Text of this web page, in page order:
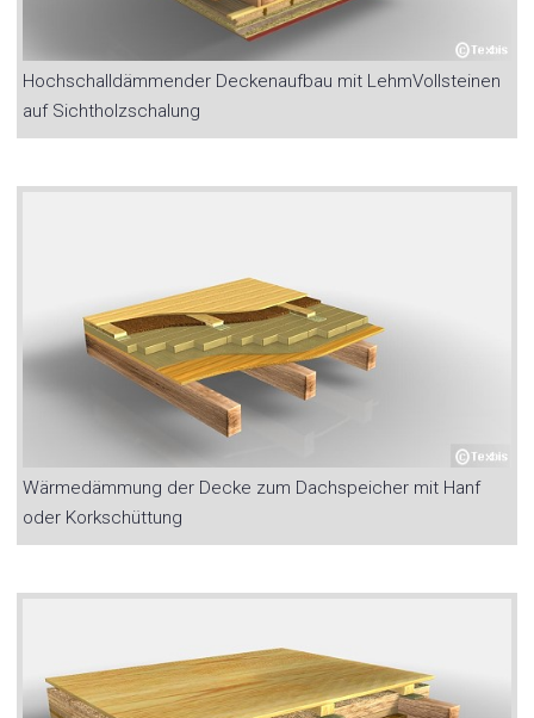
Hochschalldämmender Deckenaufbau mit LehmVollsteinen
auf Sichtholzschalung
Wärmedämmung der Decke zum Dachspeicher mit Hanf
oder Korkschüttung